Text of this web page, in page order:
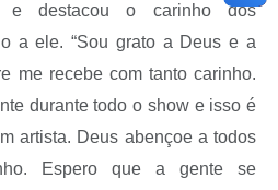
e destacou o carinho dos
a ele. “Sou grato a Deus e a
me recebe com tanto carinho.
durante todo o show e isso é
artista. Deus abençoe a todos
Espero que a gente se